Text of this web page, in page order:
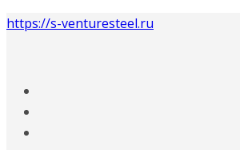
https://s-venturesteel.ru